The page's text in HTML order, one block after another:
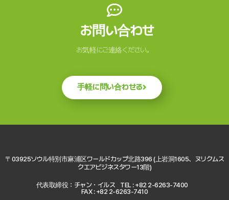
お問い合わせ
お気軽にご連絡ください。
手軽に問い合わせる
〒03925ソウル特別市麻浦区ワールドカップ北路396 (上岩洞1605、ヌリクムス
クエアビジネスタワー13階)
代表取締役：チャン・イルス
TEL : +82 2-6263-7400
FAX : +82 2-6263-7410